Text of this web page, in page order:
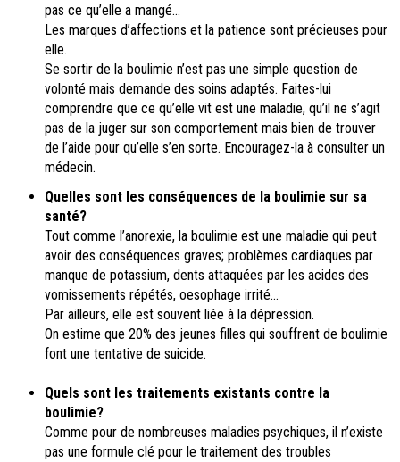
pas ce qu’elle a mangé...
Les marques d’affections et la patience sont précieuses pour
elle.
Se sortir de la boulimie n’est pas une simple question de
volonté mais demande des soins adaptés. Faites-lui
comprendre que ce qu’elle vit est une maladie, qu’il ne s’agit
pas de la juger sur son comportement mais bien de trouver
de l’aide pour qu’elle s’en sorte. Encouragez-la à consulter un
médecin.
Quelles sont les conséquences de la boulimie sur sa
santé?
Tout comme l’anorexie, la boulimie est une maladie qui peut
avoir des conséquences graves; problèmes cardiaques par
manque de potassium, dents attaquées par les acides des
vomissements répétés, oesophage irrité...
Par ailleurs, elle est souvent liée à la dépression.
On estime que 20% des jeunes filles qui souffrent de boulimie
font une tentative de suicide.
Quels sont les traitements existants contre la
boulimie?
Comme pour de nombreuses maladies psychiques, il n’existe
pas une formule clé pour le traitement des troubles